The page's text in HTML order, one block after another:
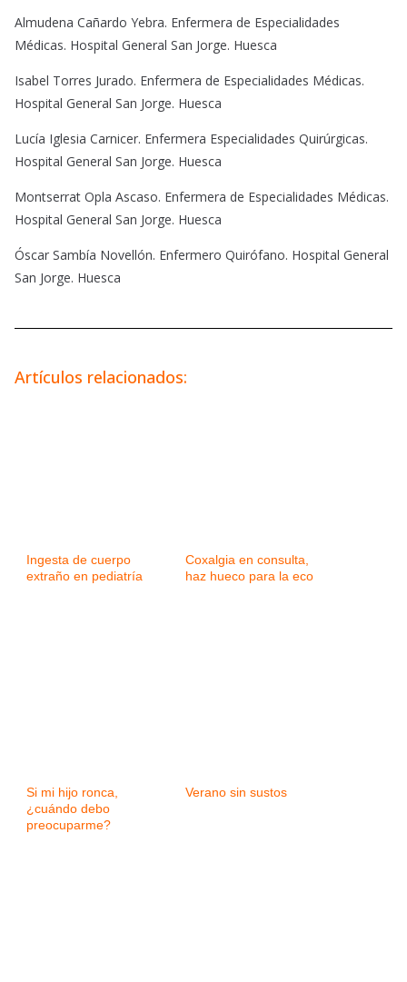
Almudena Cañardo Yebra. Enfermera de Especialidades
Médicas. Hospital General San Jorge. Huesca
Isabel Torres Jurado. Enfermera de Especialidades Médicas.
Hospital General San Jorge. Huesca
Lucía Iglesia Carnicer. Enfermera Especialidades Quirúrgicas.
Hospital General San Jorge. Huesca
Montserrat Opla Ascaso. Enfermera de Especialidades Médicas.
Hospital General San Jorge. Huesca
Óscar Sambía Novellón. Enfermero Quirófano. Hospital General
San Jorge. Huesca
Artículos relacionados:
Ingesta de cuerpo
extraño en pediatría
Coxalgia en consulta,
haz hueco para la eco
Si mi hijo ronca,
¿cuándo debo
preocuparme?
Verano sin sustos